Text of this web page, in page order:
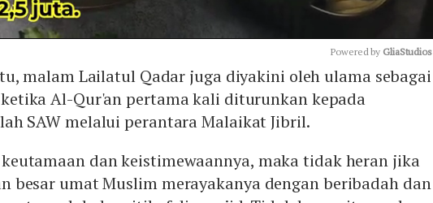
Mute
Powered by GliaStudios
malam Lailatul Qadar juga diyakini oleh ulama sebagai
Al-Qur'an pertama kali diturunkan kepada
SAW melalui perantara Malaikat Jibril.
dan keistimewaannya, maka tidak heran jika
besar umat Muslim merayakanya dengan beribadah dan